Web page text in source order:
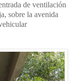
de ventilación
sobre la avenida